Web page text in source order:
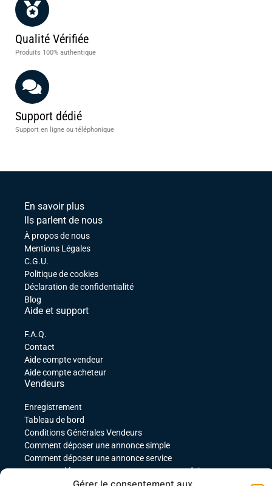
Qualité Vérifiée
Produits 100% authentique
Support dédié
Support en ligne ou téléphonique
En savoir plus
Ils parlent de nous
À propos de nous
Mentions Légales
C.G.U.
Politique de cookies
Déclaration de confidentialité
Blog
Aide et support
F.A.Q.
Contact
Aide compte vendeur
Aide compte acheteur
Vendeurs
Enregistrement
Tableau de bord
Conditions Générales Vendeurs
Comment déposer une annonce simple
Comment déposer une annonce service
comment déposer une annonce pour un produit
téléchargeable